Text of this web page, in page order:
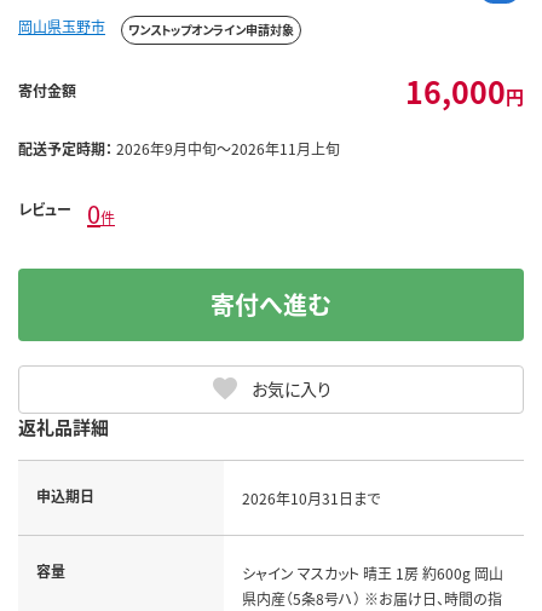
岡山県玉野市 ワンストップオンライン申請対象
寄付金額 16,000円
配送予定時期： 2026年9月中旬～2026年11月上旬
レビュー 0件
お気に入り
寄付へ進む
返礼品詳細
申込期日 2026年10月31日まで
容量
シャイン マスカット 晴王 1房 約600g 岡山
県内産（5条8号ハ） ※お届け日、時間の指